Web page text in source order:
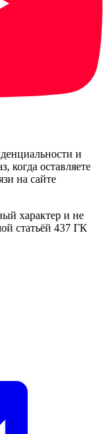
и
когда оставляете
на сайте
характер и не
статьёй 437 ГК